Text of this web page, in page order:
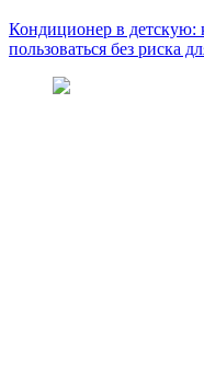
Кондиционер в детскую:
пользоваться без риска